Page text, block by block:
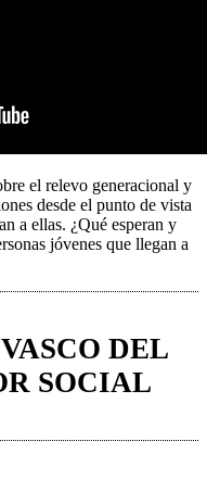
el relevo generacional y
desde el punto de vista
a ellas. ¿Qué esperan y
jóvenes que llegan a
DEL
SOCIAL